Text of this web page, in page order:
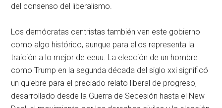
del consenso del liberalismo.
Los demócratas centristas también ven este gobierno
como algo histórico, aunque para ellos representa la
traición a lo mejor de eeuu. La elección de un hombre
como Trump en la segunda década del sigloxxi significó
un quiebre para el preciado relato liberal de progreso,
desarrollado desde la Guerra de Secesión hasta el New